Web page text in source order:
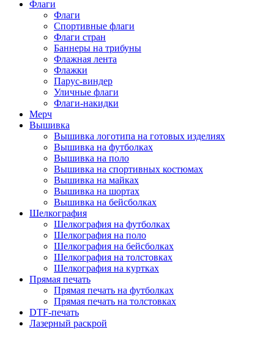
Флаги
Флаги
Спортивные флаги
Флаги стран
Баннеры на трибуны
Флажная лента
Флажки
Парус-виндер
Уличные флаги
Флаги-накидки
Мерч
Вышивка
Вышивка логотипа на готовых изделиях
Вышивка на футболках
Вышивка на поло
Вышивка на спортивных костюмах
Вышивка на майках
Вышивка на шортах
Вышивка на бейсболках
Шелкография
Шелкография на футболках
Шелкография на поло
Шелкография на бейсболках
Шелкография на толстовках
Шелкография на куртках
Прямая печать
Прямая печать на футболках
Прямая печать на толстовках
DTF-печать
Лазерный раскрой